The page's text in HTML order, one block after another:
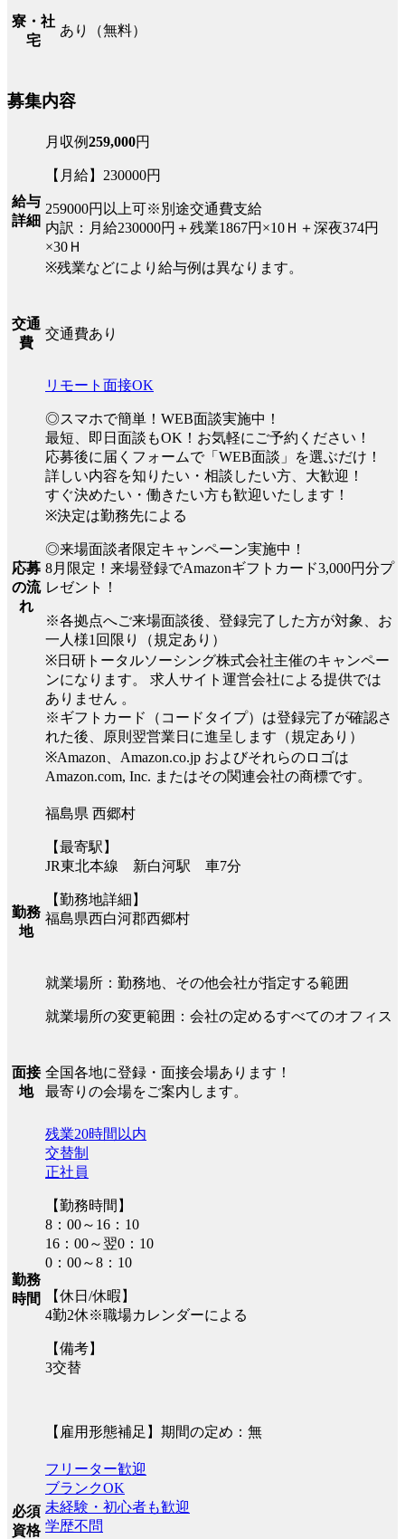
寮・社
宅
あり（無料）
募集内容
給与
詳細
月収例259,000円
【月給】230000円
259000円以上可※別途交通費支給
内訳：月給230000円＋残業1867円×10Ｈ＋深夜374円
×30Ｈ
※残業などにより給与例は異なります。
交通
費
交通費あり
応募
の流
れ
リモート面接OK
◎スマホで簡単！WEB面談実施中！
最短、即日面談もOK！お気軽にご予約ください！
応募後に届くフォームで「WEB面談」を選ぶだけ！
詳しい内容を知りたい・相談したい方、大歓迎！
すぐ決めたい・働きたい方も歓迎いたします！
※決定は勤務先による
◎来場面談者限定キャンペーン実施中！
8月限定！来場登録でAmazonギフトカード3,000円分プ
レゼント！
※各拠点へご来場面談後、登録完了した方が対象、お
一人様1回限り（規定あり）
※日研トータルソーシング株式会社主催のキャンペー
ンになります。 求人サイト運営会社による提供では
ありません 。
※ギフトカード（コードタイプ）は登録完了が確認さ
れた後、原則翌営業日に進呈します（規定あり）
※Amazon、Amazon.co.jp およびそれらのロゴは
Amazon.com, Inc. またはその関連会社の商標です。
勤務
地
福島県 西郷村
【最寄駅】
JR東北本線 新白河駅 車7分
【勤務地詳細】
福島県西白河郡西郷村
就業場所：勤務地、その他会社が指定する範囲
就業場所の変更範囲：会社の定めるすべてのオフィス
面接
地
全国各地に登録・面接会場あります！
最寄りの会場をご案内します。
勤務
時間
残業20時間以内
交替制
正社員
【勤務時間】
8：00～16：10
16：00～翌0：10
0：00～8：10
【休日/休暇】
4勤2休※職場カレンダーによる
【備考】
3交替
【雇用形態補足】期間の定め：無
必須
資格
フリーター歓迎
ブランクOK
未経験・初心者も歓迎
学歴不問